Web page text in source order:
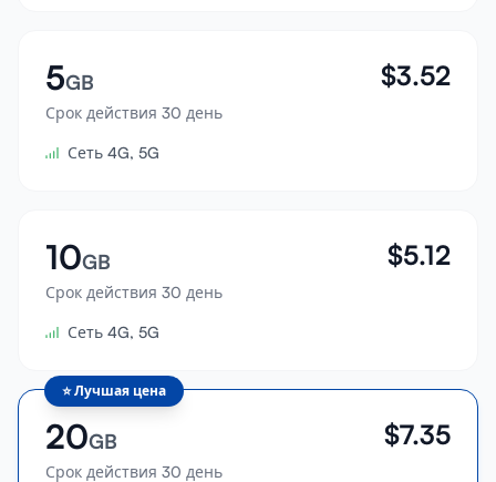
5GB
Срок действия 30 день
$3.52
Сеть 4G, 5G
10GB
Срок действия 30 день
$5.12
Сеть 4G, 5G
⭐Лучшая цена
20GB
Срок действия 30 день
$7.35